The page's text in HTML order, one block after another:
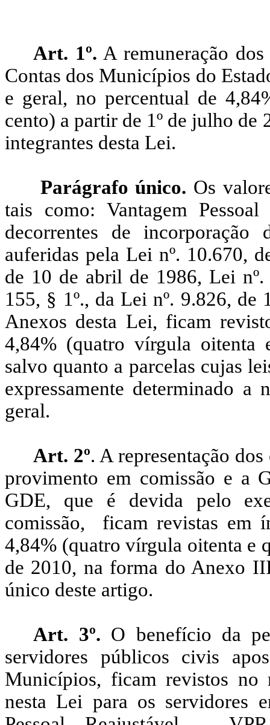
Art. 1º. A remuneração
Contas dos Municípios do
e geral, no percentual de
cento) a partir de 1º de julho
integrantes desta Lei.
Parágrafo único. Os
tais como: Vantagem
decorrentes de
auferidas pela Lei nº. 10.670,
de 10 de abril de 1986, Lei
155, § 1º., da Lei nº. 9.826,
Anexos desta Lei, ficam
4,84% (quatro vírgula oitenta
salvo quanto a parcelas cujas
expressamente determinado
geral.
Art. 2º. A representação
provimento em comissão e a
GDE, que é devida pelo
comissão, ficam revistas em
4,84% (quatro vírgula oitenta e
de 2010, na forma do Anexo
único deste artigo.
Art. 3º. O benefício da
servidores públicos civis
Municípios, ficam revistos no
nesta Lei para os servidores